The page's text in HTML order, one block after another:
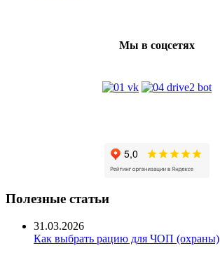
Мы в соцсетях
Полезные статьи
31.03.2026
Как выбрать рацию для ЧОП (охраны)